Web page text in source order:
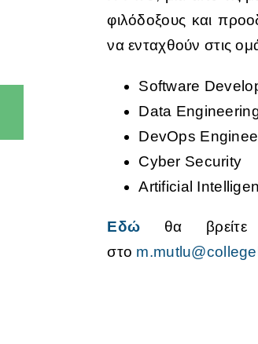
φιλόδοξους και
να ενταχθούν στις
Software
Data
DevOps
Cyber Security
Artificial
Εδώ θα βρείτε
στο